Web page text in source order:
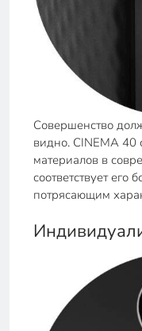
Совершенство
видно. CINEMA 40
материалов в
соответствует его
потрясающим